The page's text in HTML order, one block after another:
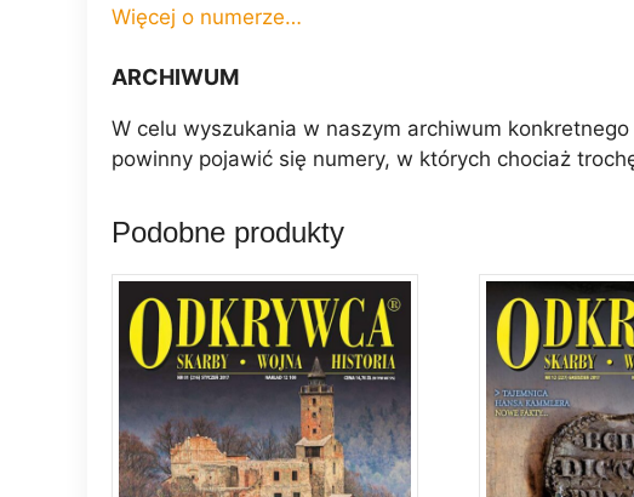
Więcej o numerze…
ARCHIWUM
W celu wyszukania w naszym archiwum
powinny pojawić się numery, w których chociaż
Podobne produkty